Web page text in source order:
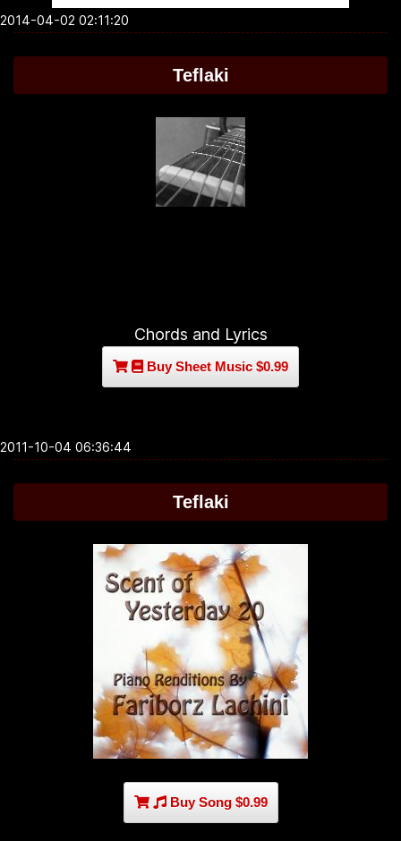
2014-04-02 02:11:20
Teflaki
Chords and Lyrics
Buy Sheet Music $0.99
2011-10-04 06:36:44
Teflaki
Buy Song $0.99